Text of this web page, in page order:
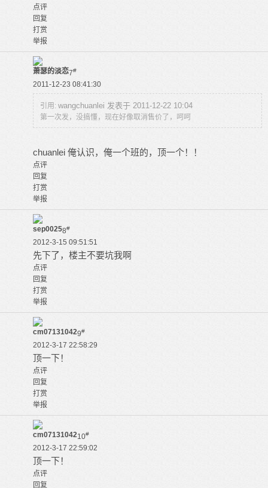
点评
回复
打赏
举报
萧瑟的淡恋7#
2011-12-23 08:41:30
引用: wangchuanlei 发表于 2011-12-22 10:04
第一次发，没搞懂，现在好像取消售价了，呵呵
chuanlei 俺认识，俺一个班的，顶一个！！
点评
回复
打赏
举报
sep00258#
2012-3-15 09:51:51
先下了，楼主不要坑我啊
点评
回复
打赏
举报
cm071310429#
2012-3-17 22:58:29
顶一下！
点评
回复
打赏
举报
cm0713104210#
2012-3-17 22:59:02
顶一下！
点评
回复